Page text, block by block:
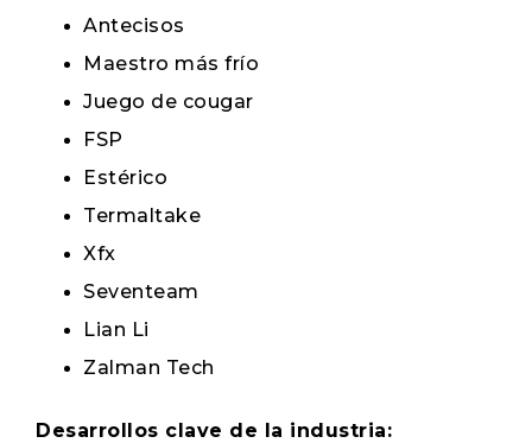
Antecisos
Maestro más frío
Juego de cougar
FSP
Estérico
Termaltake
Xfx
Seventeam
Lian Li
Zalman Tech
Desarrollos clave de la industria: